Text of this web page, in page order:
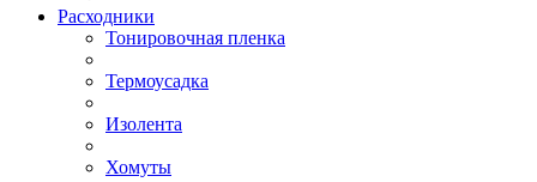
Расходники
Тонировочная пленка
Термоусадка
Изолента
Хомуты